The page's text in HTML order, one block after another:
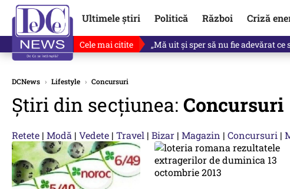
Ultimele știri Politică Război Criză
Cele mai citite Ce se întâmplă cu primul buletin
DCNews › Lifestyle › Concursuri
Știri din secțiunea: Concursuri
Retete | Modă | Vedete | Travel | Bizar | Magazin | Concursuri |